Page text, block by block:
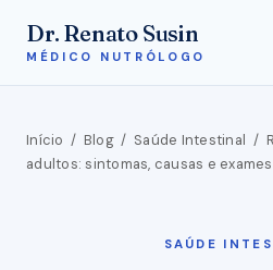
Dr. Renato Susin
MÉDICO NUTRÓLOGO
Início / Blog/ Saúde Intestinal /
adultos: sintomas, causas e exames
SAÚDE